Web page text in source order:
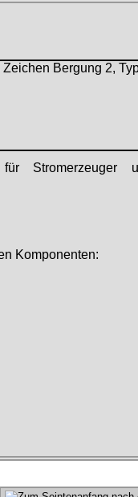
für Stromerzeuger
Komponenten: